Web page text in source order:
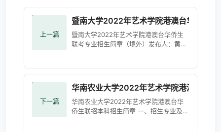
上一篇
暨南大学2022年艺术学院港澳台华侨生联
暨南大学2022年艺术学院港澳台华侨生
联考专业招生简章（境外）发布人：黄少
下一篇
华南农业大学2022年艺术学院港澳台华侨
华南农业大学2022年艺术学院港澳台华
侨生联招本科招生简章 一、招生专业及术